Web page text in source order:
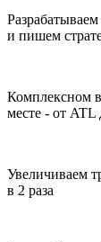
и пишем
Комплексном
месте - от
Увеличиваем
в 2 раза